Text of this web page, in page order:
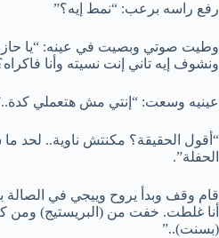
رفع راسه برعب: “نمط إيه؟”
وطيت صوتي وبصيت في عينه: “يا
ونشوف إيه تاني إنت نسيته وأنا
عينيه وسعت: “إنتي مش هتعملي
“أقول الحقيقة؟ مكنتش ناوية.. لحد
الحفلة”.
قام وقف وبدأ يروح وييجي في
أنا غلطت. خفت من (البريستيج) ومن
(بسنت)..”